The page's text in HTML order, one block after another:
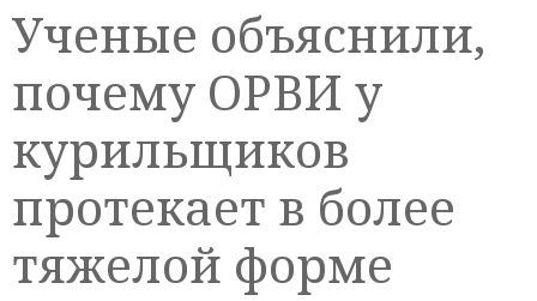
Ученые объяснили,
почему ОРВИ у
курильщиков
протекает в более
тяжелой форме